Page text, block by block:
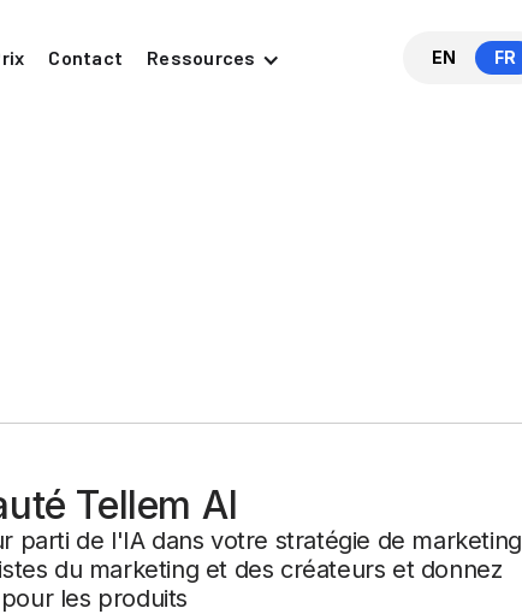
Contact Ressources EN FR
Tellem AI
parti de l'IA dans votre stratégie de marketing
du marketing et des créateurs et donnez
les produits